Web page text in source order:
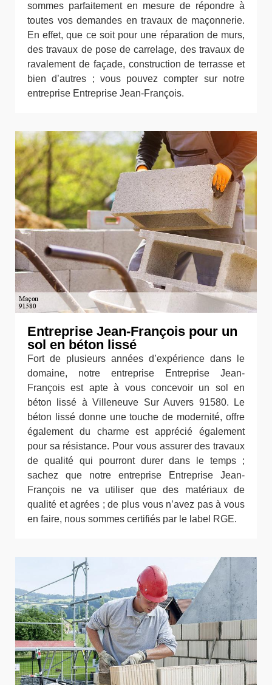
sommes parfaitement en mesure de répondre à
toutes vos demandes en travaux de maçonnerie.
En effet, que ce soit pour une réparation de murs,
des travaux de pose de carrelage, des travaux de
ravalement de façade, construction de terrasse et
bien d’autres ; vous pouvez compter sur notre
entreprise Entreprise Jean-François.
Entreprise Jean-François pour un
sol en béton lissé
Fort de plusieurs années d’expérience dans le
domaine, notre entreprise Entreprise Jean-
François est apte à vous concevoir un sol en
béton lissé à Villeneuve Sur Auvers 91580. Le
béton lissé donne une touche de modernité, offre
également du charme est apprécié également
pour sa résistance. Pour vous assurer des travaux
de qualité qui pourront durer dans le temps ;
sachez que notre entreprise Entreprise Jean-
François ne va utiliser que des matériaux de
qualité et agrées ; de plus vous n’avez pas à vous
en faire, nous sommes certifiés par le label RGE.